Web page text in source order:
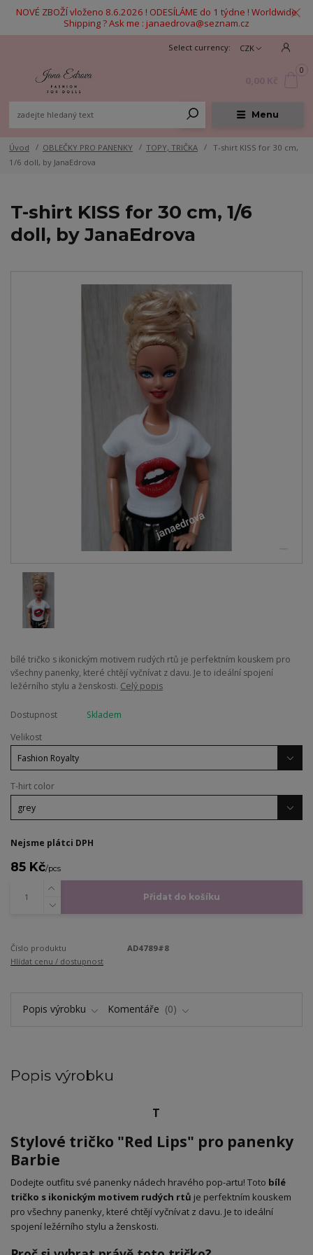
NOVÉ ZBOŽÍ vloženo 8.6.2026 ! ODESÍLÁME do 1 týdne ! Worldwide
Shipping ? Ask me : janaedrova@seznam.cz
Menu
CZK
0
Úvod OBLEČKY PRO PANENKY TOPY, TRIČKA
T-shirt KISS for 30 cm,
1/6 doll, by JanaEdrova
T-shirt KISS for 30 cm, 1/6
doll, by JanaEdrova
bílé tričko s ikonickým motivem rudých rtů je perfektním kouskem pro
všechny panenky, které chtějí vyčnívat z davu. Je to ideální spojení
ležérního stylu a ženskosti. Celý popis
Dostupnost
Skladem
Velikost
T-hirt color
Nejsme plátci DPH
85 Kč/pcs
Přidat do košíku
Číslo produktu
AD4789#8
Hlídat cenu / dostupnost
Popis výrobku Komentáře 0
Popis výrobku
T
Stylové tričko "Red Lips" pro panenky
Barbie
​Dodejte outfitu své panenky nádech hravého pop-artu! Toto bílé
tričko s ikonickým motivem rudých rtů je perfektním kouskem
pro všechny panenky, které chtějí vyčnívat z davu. Je to ideální
spojení ležérního stylu a ženskosti.